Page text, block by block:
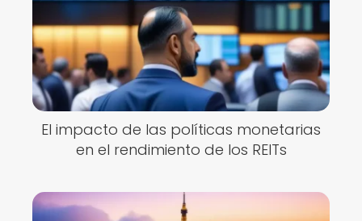
El impacto de las políticas monetarias
en el rendimiento de los REITs